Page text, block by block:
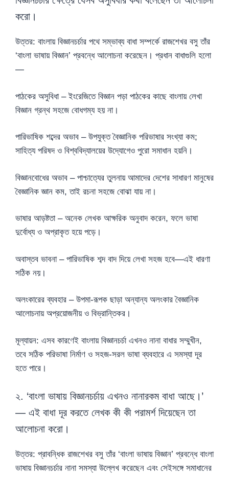
করো।
উত্তর: বাংলায় বিজ্ঞানচর্চার পথে সম্ভাব্য বাধা সম্পর্কে রাজশেখর বসু তাঁর
‘বাংলা ভাষায় বিজ্ঞান’ প্রবন্ধে আলোচনা করেছেন। প্রধান বাধাগুলি হলো
—
পাঠকের অসুবিধা – ইংরেজিতে বিজ্ঞান পড়া পাঠকের কাছে বাংলায় লেখা
বিজ্ঞান গ্রন্থ সহজে বোধগম্য হয় না।
পারিভাষিক শব্দের অভাব – উপযুক্ত বৈজ্ঞানিক পরিভাষার সংখ্যা কম;
সাহিত্য পরিষদ ও বিশ্ববিদ্যালয়ের উদ্যোগেও পুরো সমাধান হয়নি।
বিজ্ঞানবোধের অভাব – পাশ্চাত্যের তুলনায় আমাদের দেশের সাধারণ মানুষের
বৈজ্ঞানিক জ্ঞান কম, তাই রচনা সহজে বোঝা যায় না।
ভাষার আড়ষ্টতা – অনেক লেখক আক্ষরিক অনুবাদ করেন, ফলে ভাষা
দুর্বোধ্য ও অপ্রাকৃত হয়ে পড়ে।
অবাস্তব ভাবনা – পারিভাষিক শব্দ বাদ দিয়ে লেখা সহজ হবে—এই ধারণা
সঠিক নয়।
অলংকারের ব্যবহার – উপমা-রূপক ছাড়া অন্যান্য অলংকার বৈজ্ঞানিক
আলোচনায় অপ্রয়োজনীয় ও বিভ্রান্তিকর।
মূল্যায়ন: এসব কারণেই বাংলায় বিজ্ঞানচর্চা এখনও নানা বাধার সম্মুখীন,
তবে সঠিক পরিভাষা নির্মাণ ও সহজ-সরল ভাষা ব্যবহারে এ সমস্যা দূর
হতে পারে।
২. ‘বাংলা ভাষায় বিজ্ঞানচর্চায় এখনও নানারকম বাধা আছে।’
— এই বাধা দূর করতে লেখক কী কী পরামর্শ দিয়েছেন তা
আলোচনা করো।
উত্তর: প্রাবন্ধিক রাজশেখর বসু তাঁর ‘বাংলা ভাষায় বিজ্ঞান’ প্রবন্ধে বাংলা
ভাষায় বিজ্ঞানচর্চার নানা সমস্যা উল্লেখ করেছেন এবং সেইসঙ্গে সমাধানের